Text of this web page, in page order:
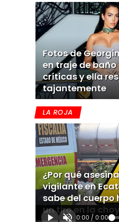
Fotos de
en traje de baño
críticas y ella
tajantemente
LA ROJA
¿Por qué
vigilante en
sabe del
un tiro en la
0:00 / 0:00